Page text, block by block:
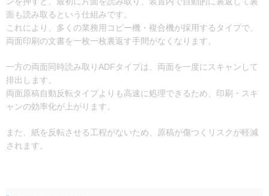
面も読み取るという仕組みです。
これにより、多くの業務用コピー機・複合機が採用するタイプで、
両面印刷の文書を一枚一枚裏返す手間がなくなります。
一方の両面同時読み取りADFタイプは、両面を一度にスキャンして
排出します。
両面原稿自動反転タイプよりも高速に処理できるため、印刷・スキ
ャンの効率化が上がります。
また、紙を反転させる工程がないため、原稿が傷つくリスクが軽減
されます。